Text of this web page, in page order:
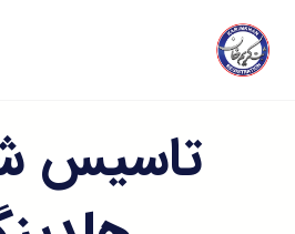
تاسیس